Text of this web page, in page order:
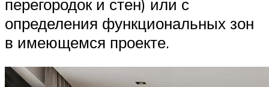
перегородок и стен) или с
определения функциональных зон
в имеющемся проекте.